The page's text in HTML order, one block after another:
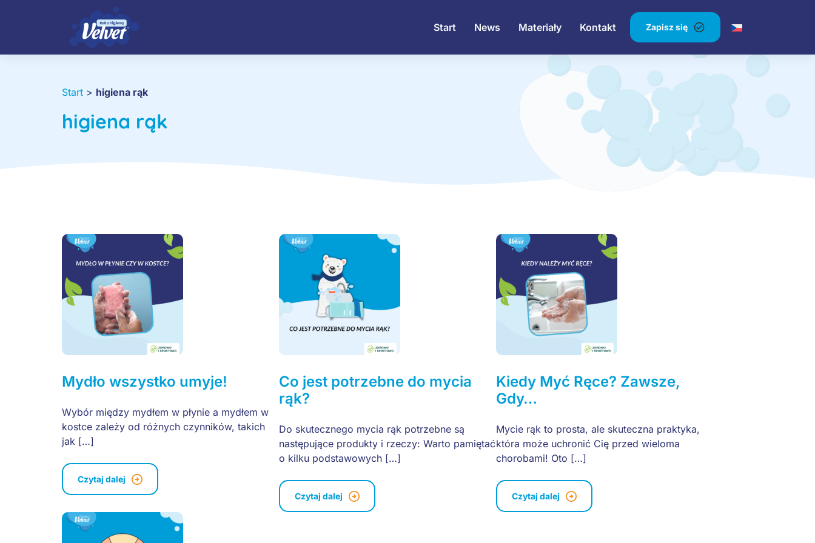
Start News Materiały Kontakt Zapisz się
Start > higiena rąk
higiena rąk
Mydło wszystko umyje!
Wybór między mydłem w płynie a mydłem w
kostce zależy od różnych czynników, takich
jak […]
Czytaj dalej
Co jest potrzebne do mycia
rąk?
Do skutecznego mycia rąk potrzebne są
następujące produkty i rzeczy: Warto pamiętać
o kilku podstawowych […]
Czytaj dalej
Kiedy Myć Ręce? Zawsze,
Gdy…
Mycie rąk to prosta, ale skuteczna praktyka,
która może uchronić Cię przed wieloma
chorobami! Oto […]
Czytaj dalej